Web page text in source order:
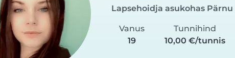
Lapsehoidja asukohas Pärnu
Vanus
19
Tunnihind
10,00 €/tunnis